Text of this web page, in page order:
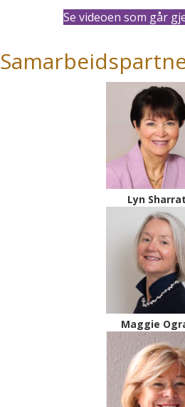
Se videoen som går
Lyn
Maggie